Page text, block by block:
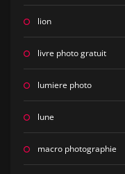
lion
livre photo gratuit
lumiere photo
lune
macro photographie